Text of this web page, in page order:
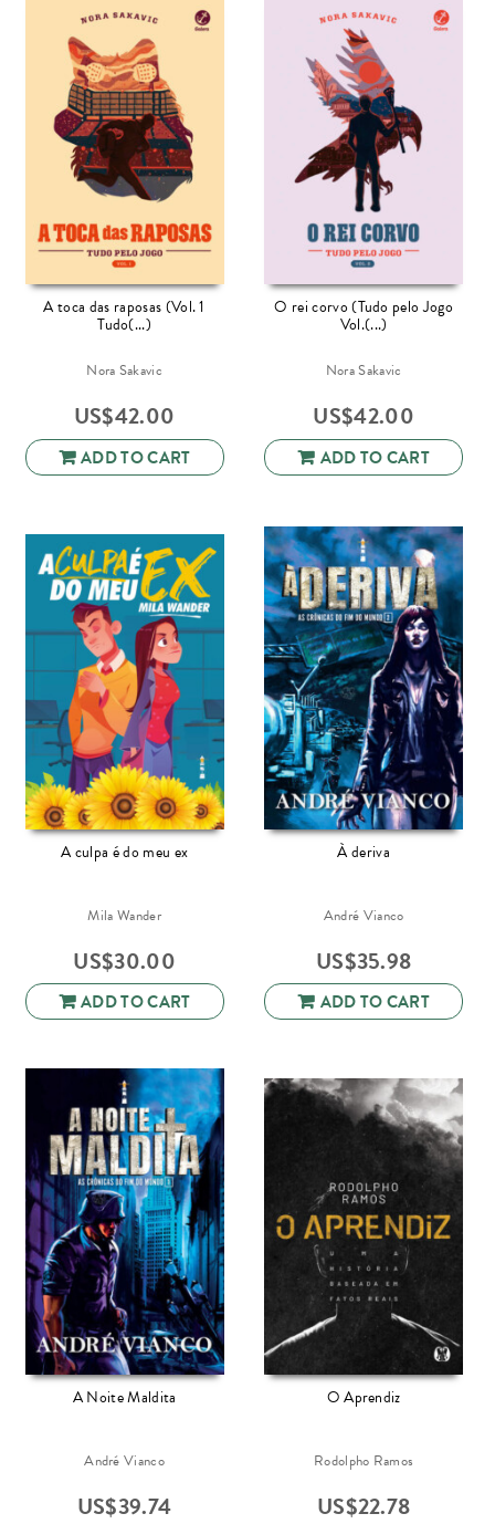
A toca das raposas (Vol. 1
Tudo(...)
Nora Sakavic
US$42.00
ADD TO CART
O rei corvo (Tudo pelo Jogo
Vol.(...)
Nora Sakavic
US$42.00
ADD TO CART
A culpa é do meu ex
Mila Wander
US$30.00
ADD TO CART
À deriva
André Vianco
US$35.98
ADD TO CART
A Noite Maldita
André Vianco
US$39.74
O Aprendiz
Rodolpho Ramos
US$22.78